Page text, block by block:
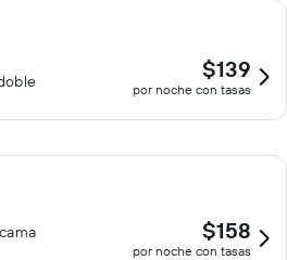
$139
por noche con tasas
$158
por noche con tasas